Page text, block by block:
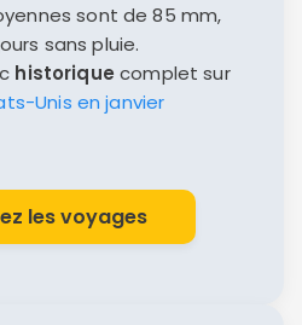
sont de 85 mm,
sans pluie.
historique complet sur
Unis en janvier
les voyages